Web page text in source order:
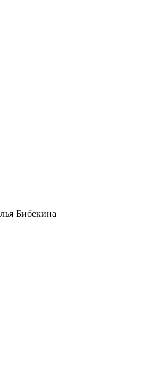
Бибекина